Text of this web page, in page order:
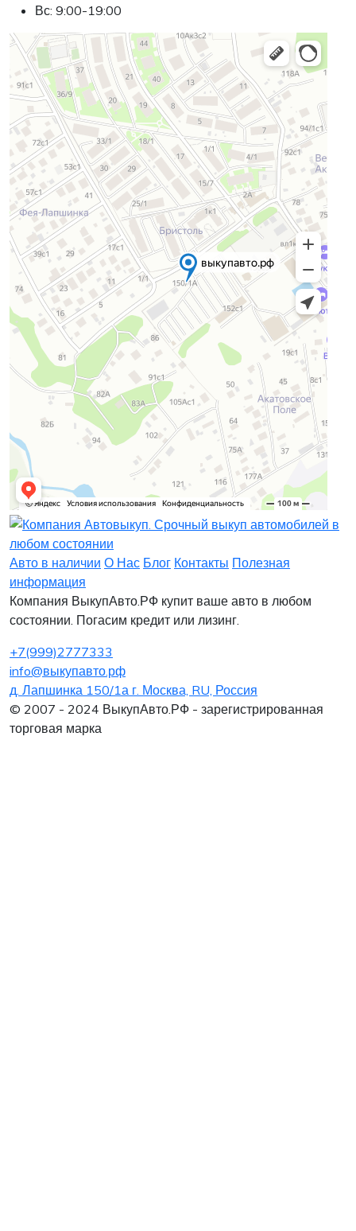
Вс: 9:00-19:00
Заявка на лизинг
Я согласенна обработку персональных данных
Заявка на комиссию
Заявка на кредит
Я согласенна обработку персональных данных
Заявка на выкуп
Заполните, пожалуйста, форму.
Хочу заказать автомобиль
Заполните, пожалуйста, форму.
Оставить заявку
Авто в наличии О Нас Блог Контакты Полезная
информация
Компания ВыкупАвто.РФ купит ваше авто в любом
состоянии. Погасим кредит или лизинг.
+7(999)2777333
info@выкупавто.рф
д. Лапшинка 150/1а г. Москва, RU, Россия
© 2007 - 2024 ВыкупАвто.РФ - зарегистрированная
торговая марка